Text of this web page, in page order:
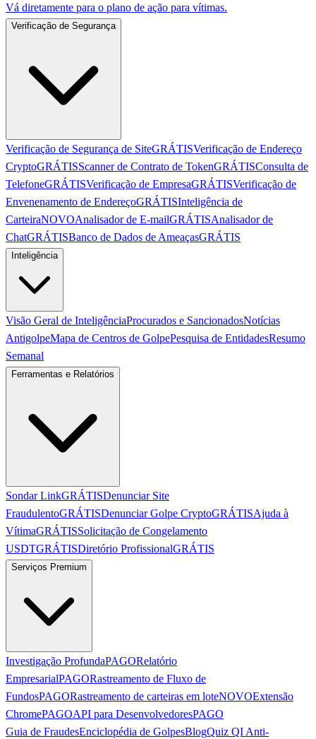
Vá diretamente para o plano de ação para vítimas.
Verificação de Segurança
Verificação de Segurança de SiteGRÁTISVerificação de Endereço
CryptoGRÁTISScanner de Contrato de TokenGRÁTISConsulta de
TelefoneGRÁTISVerificação de EmpresaGRÁTISVerificação de
Envenenamento de EndereçoGRÁTISInteligência de
CarteiraNOVOAnalisador de E-mailGRÁTISAnalisador de
ChatGRÁTISBanco de Dados de AmeaçasGRÁTIS
Inteligência
Visão Geral de InteligênciaProcurados e SancionadosNotícias
AntigolpeMapa de Centros de GolpePesquisa de EntidadesResumo
Semanal
Ferramentas e Relatórios
Sondar LinkGRÁTISDenunciar Site
FraudulentoGRÁTISDenunciar Golpe CryptoGRÁTISAjuda à
VítimaGRÁTISSolicitação de Congelamento
USDTGRÁTISDiretório ProfissionalGRÁTIS
Serviços Premium
Investigação ProfundaPAGORelatório
EmpresarialPAGORastreamento de Fluxo de
FundosPAGORastreamento de carteiras em loteNOVOExtensão
ChromePAGOAPI para DesenvolvedoresPAGO
Guia de FraudesEnciclopédia de GolpesBlogQuiz QI Anti-